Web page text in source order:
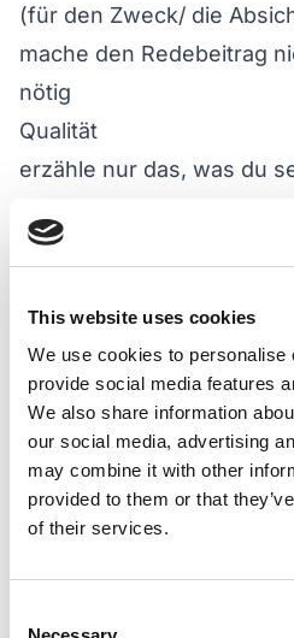
This website uses cookies
We use cookies to personalise
provide social media features
We also share information
our social media, advertising
may combine it with other
provided to them or that
of their services.
(für den Zweck/ die
mache den Redebeitrag
nötig
Qualität
erzähle nur das, was du
du keine hinreichenden
erzähle nur Relevantes
passen)
wechsle nicht das Thema
beachte den
Gesprächskontext und
Kommunikationspartners
vermeide Ungeordnetheit